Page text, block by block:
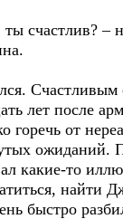
счастлив? –
Счастливым
лет после
горечь от
ожиданий.
какие-то
найти
быстро